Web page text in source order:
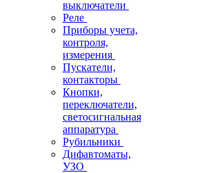
выключатели
Реле
Приборы учета,
контроля,
измерения
Пускатели,
контакторы
Кнопки,
переключатели,
светосигнальная
аппаратура
Рубильники
Дифавтоматы,
УЗО